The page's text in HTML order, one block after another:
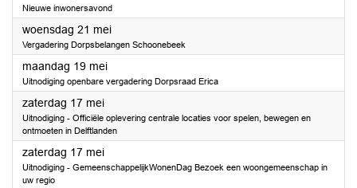
Nieuwe inwonersavond
woensdag 21 mei2025
Vergadering Dorpsbelangen Schoonebeek
maandag 19 mei2025
Uitnodiging openbare vergadering Dorpsraad Erica
zaterdag 17 mei2025
Uitnodiging - Officiële oplevering centrale locaties voor spelen, bewegen en
ontmoeten in Delftlanden
zaterdag 17 mei2025
Uitnodiging - GemeenschappelijkWonenDag Bezoek een woongemeenschap in
uw regio